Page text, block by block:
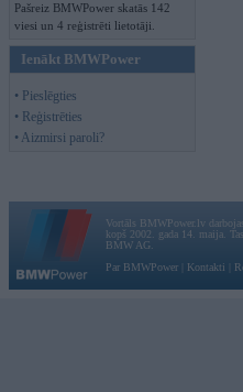
Pašreiz BMWPower skatās 142
viesi un 4 reģistrēti lietotāji.
Ienākt BMWPower
• Pieslēgties
• Reģistrēties
• Aizmirsi paroli?
Vortāls BMWPower.lv darbojas
kopš 2002. gada 14. maija.
BMW AG.
Par BMWPower
Kontakti